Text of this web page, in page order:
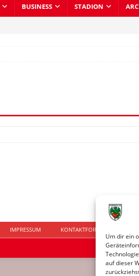
Um dir ein
auf dieser
BUSINESS STADION
IMPRESSUM KONTAKTFORMULAR